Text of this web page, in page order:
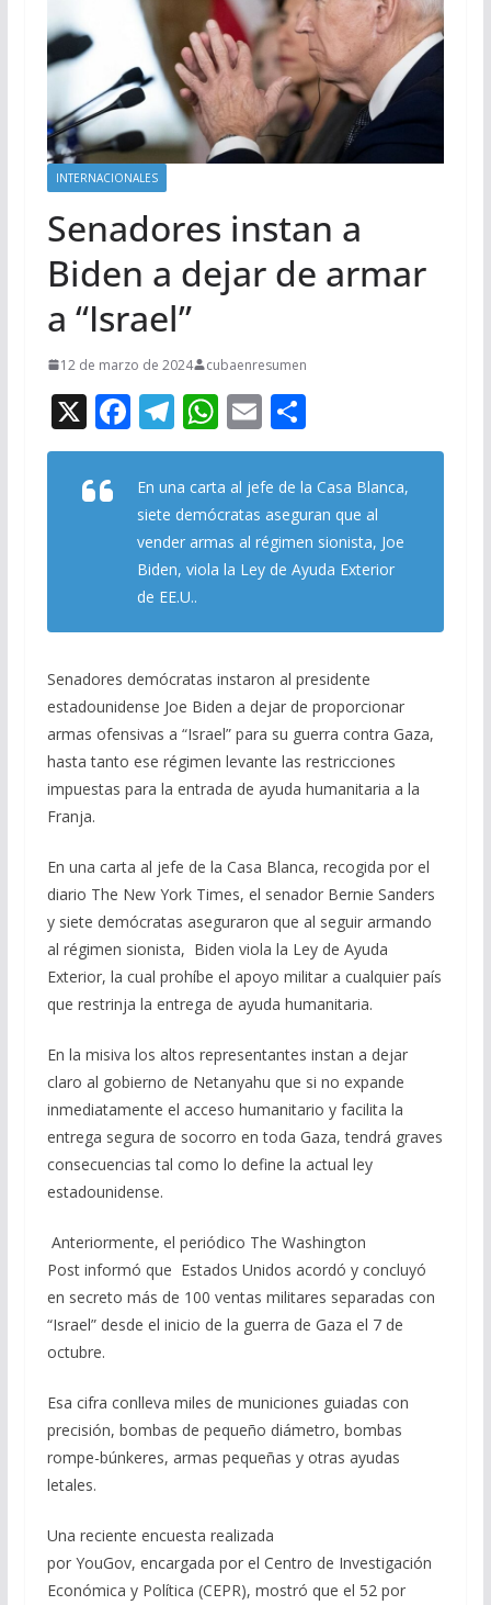
INTERNACIONALES
Senadores instan a
Biden a dejar de armar
a “Israel”
12 de marzo de 2024 cubaenresumen
X F
ac
e
b
o
o
k
T
el
e
gr
a
m
W
h
at
s
A
p
p
E
m
ai
l
C
o
m
p
ar
ti
r
En una carta al jefe de la Casa Blanca,
siete demócratas aseguran que al
vender armas al régimen sionista, Joe
Biden, viola la Ley de Ayuda Exterior
de EE.U..
Senadores demócratas instaron al presidente
estadounidense Joe Biden a dejar de proporcionar
armas ofensivas a “Israel” para su guerra contra Gaza,
hasta tanto ese régimen levante las restricciones
impuestas para la entrada de ayuda humanitaria a la
Franja.
En una carta al jefe de la Casa Blanca, recogida por el
diario The New York Times, el senador Bernie Sanders
y siete demócratas aseguraron que al seguir armando
al régimen sionista, Biden viola la Ley de Ayuda
Exterior, la cual prohíbe el apoyo militar a cualquier país
que restrinja la entrega de ayuda humanitaria.
En la misiva los altos representantes instan a dejar
claro al gobierno de Netanyahu que si no expande
inmediatamente el acceso humanitario y facilita la
entrega segura de socorro en toda Gaza, tendrá graves
consecuencias tal como lo define la actual ley
estadounidense.
Anteriormente, el periódico The Washington
Post informó que Estados Unidos acordó y concluyó
en secreto más de 100 ventas militares separadas con
“Israel” desde el inicio de la guerra de Gaza el 7 de
octubre.
Esa cifra conlleva miles de municiones guiadas con
precisión, bombas de pequeño diámetro, bombas
rompe-búnkeres, armas pequeñas y otras ayudas
letales.
Una reciente encuesta realizada
por YouGov, encargada por el Centro de Investigación
Económica y Política (CEPR), mostró que el 52 por